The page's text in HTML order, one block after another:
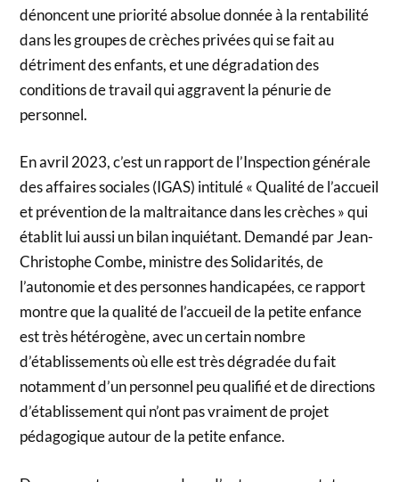
dénoncent une priorité absolue donnée à la rentabilité
dans les groupes de crèches privées qui se fait au
détriment des enfants, et une dégradation des
conditions de travail qui aggravent la pénurie de
personnel.
En avril 2023, c’est un rapport de l’Inspection générale
des affaires sociales (IGAS) intitulé « Qualité de l’accueil
et prévention de la maltraitance dans les crèches » qui
établit lui aussi un bilan inquiétant. Demandé par Jean-
Christophe Combe, ministre des Solidarités, de
l’autonomie et des personnes handicapées, ce rapport
montre que la qualité de l’accueil de la petite enfance
est très hétérogène, avec un certain nombre
d’établissements où elle est très dégradée du fait
notamment d’un personnel peu qualifié et de directions
d’établissement qui n’ont pas vraiment de projet
pédagogique autour de la petite enfance.